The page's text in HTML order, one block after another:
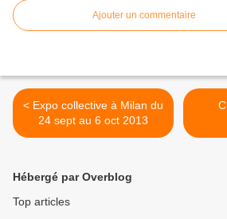
Ajouter un commentaire
< Expo collective à Milan du
24 sept au 6 oct 2013
Hébergé par Overblog
Top articles